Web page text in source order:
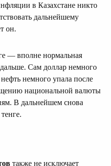
в Казахстане никто
дальнейшему
он.
— вполне нормальная
Сам доллар немного
немного упала после
национальной валюты
В дальнейшем снова
также не исключает